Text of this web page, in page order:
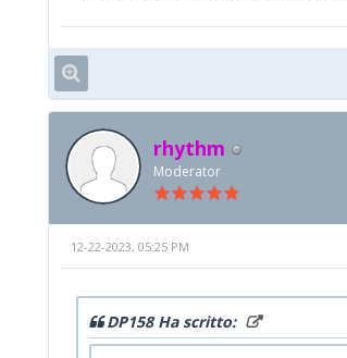
rhythm
Moderator
12-22-2023, 05:25 PM
DP158 Ha scritto: